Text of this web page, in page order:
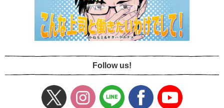
Follow us!